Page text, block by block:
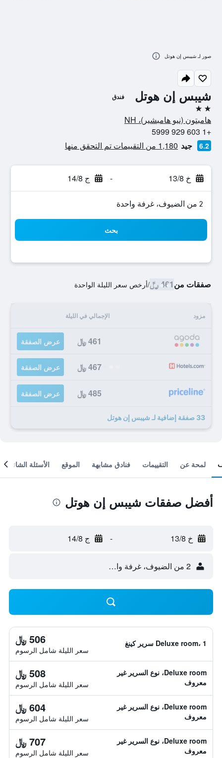
شيبس إن هوتل فندق
2 نجمتين
هامبتون (نيو هامبشير)، NH
+1 603 929 5999
6.2 جيد 1,180 من التقييمات تم التحقق منها
خ 13/8 - ج 14/8
2 من الضيوف، غرفة واحدة
بحث
صفقات من461 ﷼ /أرخص سعر الليلة الواحدة
مزود الإجمالي في الليلة
461 ﷼ عرض الصفقة
467 ﷼ عرض الصفقة
485 ﷼ عرض الصفقة
33 صفقة إضافية لـ شيبس إن هوتل
صور لـ شيبس إن هوتل
لمحة عن التقييمات فنادق مشابهة الموقع الأسئلة الشائعة
أفضل صفقات شيبس إن هوتل
خ 13/8 - ج 14/8
2 من الضيوف، غرفة واحدة
Deluxe room، 1 سرير كينغ 506 ﷼
سعر الليلة شامل الرسوم
Deluxe room، نوع السرير غير
معروف
508 ﷼
سعر الليلة شامل الرسوم
Deluxe room، نوع السرير غير
معروف
604 ﷼
سعر الليلة شامل الرسوم
Deluxe room، نوع السرير غير
معروف
707 ﷼
سعر الليلة شامل الرسوم